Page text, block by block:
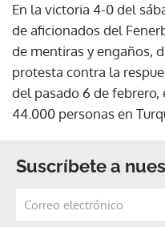
En la victoria 4-0 del
de aficionados del
de mentiras y engaños,
protesta contra la
del pasado 6 de
44.000 personas en
Suscríbete a